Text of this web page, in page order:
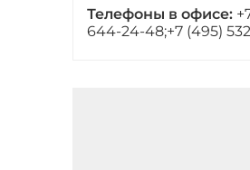
Телефоны в офисе:
644-24-48;+7 (495)